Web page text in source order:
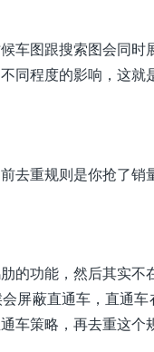
车图跟搜索图会同
同程度的影响，这
去重规则是你抢了
的功能，然后其实
屏蔽直通车，直通
车策略，再去重这